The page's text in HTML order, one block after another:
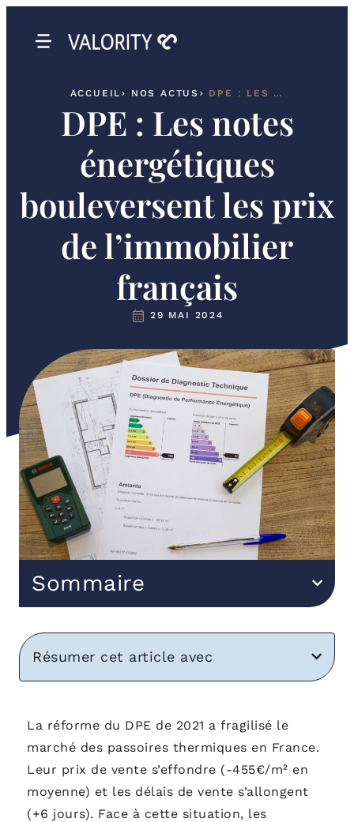
ACCUEIL NOS ACTUS DPE : LES NOTES ÉNERGÉTIQUES BOULEVERSENT LES PRIX DE L’IMMOBILIER FRANÇAIS
DPE : Les notes
énergétiques
bouleversent les prix
de l’immobilier
français
29 MAI 2024
Sommaire
Résumer cet article avec
La réforme du DPE de 2021 a fragilisé le
marché des passoires thermiques en France.
Leur prix de vente s’effondre (-455€/m² en
moyenne) et les délais de vente s’allongent
(+6 jours). Face à cette situation, les